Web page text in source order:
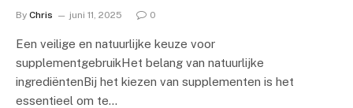
By Chris juni 11, 2025 0
Een veilige en natuurlijke keuze voor
supplementgebruikHet belang van natuurlijke
ingrediëntenBij het kiezen van supplementen is het
essentieel om te…